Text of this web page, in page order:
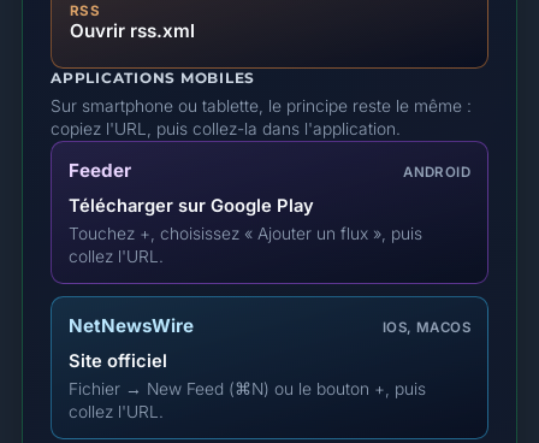
RSS
Ouvrir rss.xml
APPLICATIONS MOBILES
Sur smartphone ou tablette, le principe reste le même :
copiez l'URL, puis collez-la dans l'application.
Feeder ANDROID
Télécharger sur Google Play
Touchez +, choisissez « Ajouter un flux », puis
collez l'URL.
NetNewsWire IOS, MACOS
Site officiel
Fichier → New Feed (⌘N) ou le bouton +, puis
collez l'URL.